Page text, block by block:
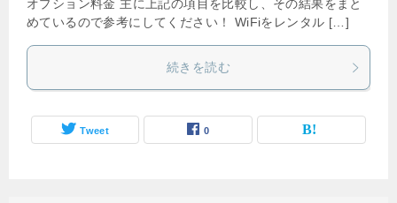
オプション料金 主に上記の項目を比較し、その結果をまと
めているので参考にしてください！ WiFiをレンタル […]
続きを読む
Tweet 0